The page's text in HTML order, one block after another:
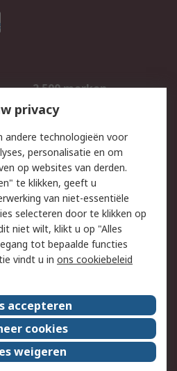
2.500 merken
Inkoopoplossingen
Email veiligheid
Websitevoorwaarden
Over ons
Werken bij RS
privacy
andere technologieën voor
personalisatie en om
op websites van derden.
te klikken, geeft u
van niet-essentiële
selecteren door te klikken op
niet wilt, klikt u op "Alles
tot bepaalde functies
vindt u in ons cookiebeleid
accepteren
cookies
weigeren